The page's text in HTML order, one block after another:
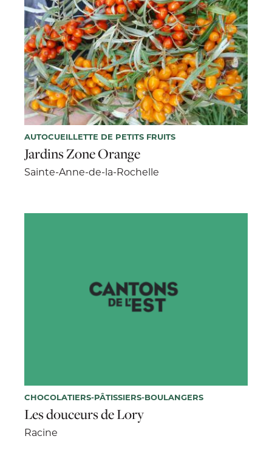
AUTOCUEILLETTE DE PETITS FRUITS
Jardins Zone Orange
Sainte-Anne-de-la-Rochelle
CHOCOLATIERS-PÂTISSIERS-BOULANGERS
Les douceurs de Lory
Racine